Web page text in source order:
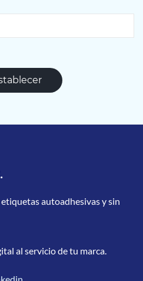
autoadhesivas y sin
al servicio de tu marca.